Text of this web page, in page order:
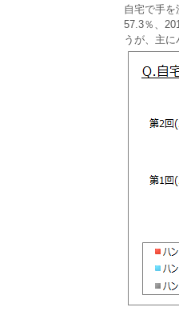
自宅で手
57.3％、
うが、主